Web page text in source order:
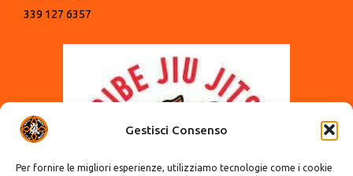
Gestisci Consenso
Per fornire le migliori esperienze, utilizziamo tecnologie come i cookie
339 127 6357